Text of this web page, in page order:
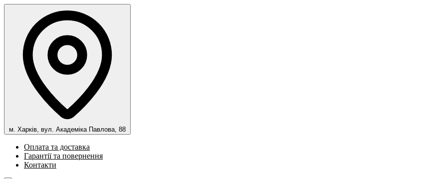
м. Харків, вул. Академіка Павлова, 88
Оплата та доставка
Гарантії та повернення
Контакти